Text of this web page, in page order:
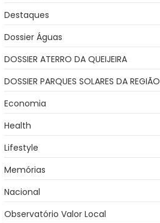
Destaques
Dossier Águas
DOSSIER ATERRO DA QUEIJEIRA
DOSSIER PARQUES SOLARES DA REGIÃO
Economia
Health
Lifestyle
Memórias
Nacional
Observatório Valor Local